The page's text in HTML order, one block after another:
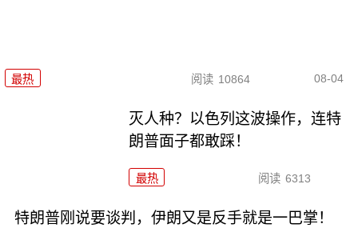
最热 阅读 10864 08-04
灭人种？以色列这波操作，连特
朗普面子都敢踩！
最热 阅读 6313
特朗普刚说要谈判，伊朗又是反手就是一巴掌！